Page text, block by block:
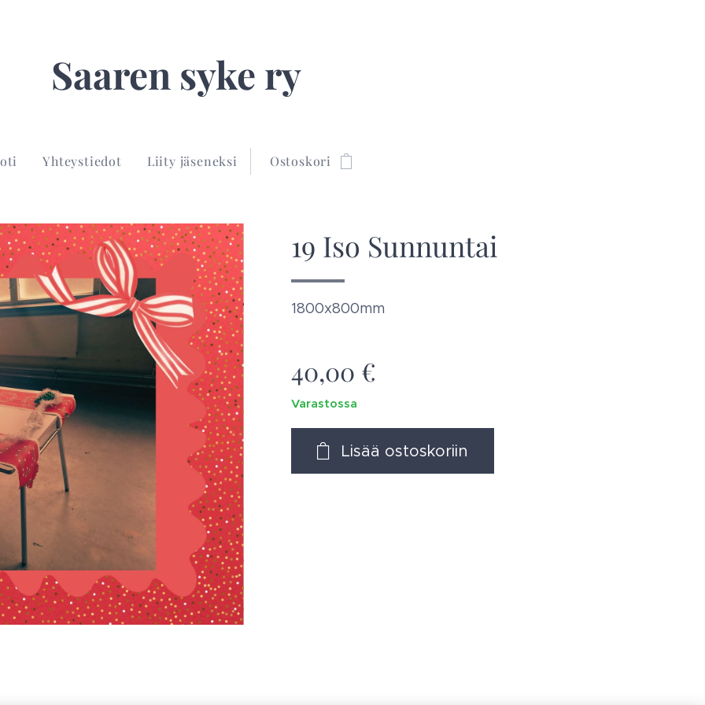
Saaren syke ry
Yhteystiedot Liity jäseneksi Ostoskori
19 Iso Sunnuntai
1800x800mm
40,00 €
Varastossa
Lisää ostoskoriin